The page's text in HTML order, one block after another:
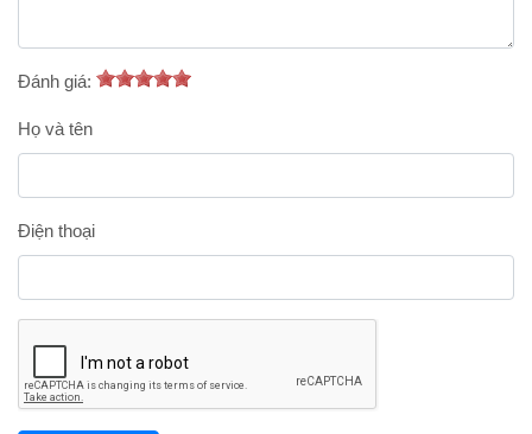
Đánh giá:
Họ và tên
Điện thoại